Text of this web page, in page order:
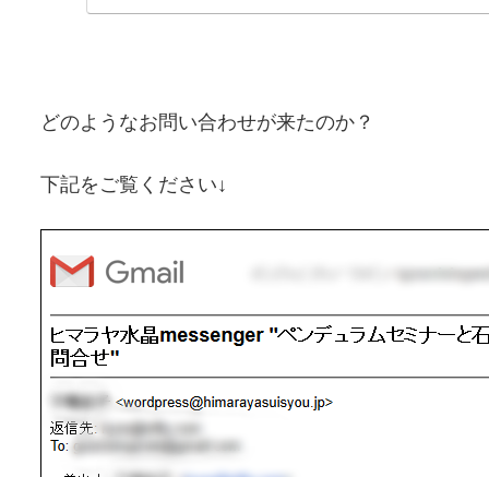
どのようなお問い合わせが来たのか？
下記をご覧ください↓